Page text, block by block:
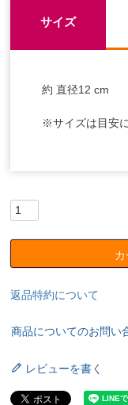
サイズ
約 直径12 cm
※サイズは目安
返品特約について
商品についてのお問い
レビューを書く